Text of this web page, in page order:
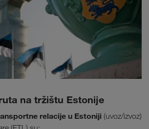
na tržištu Estonije
relacije u Estoniji (uvoz/izvoz)